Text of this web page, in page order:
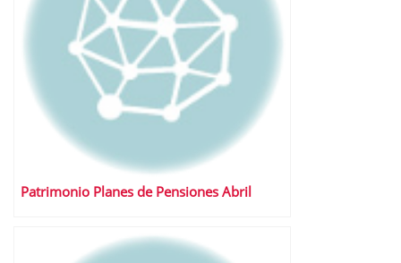
Patrimonio Planes de Pensiones Abril